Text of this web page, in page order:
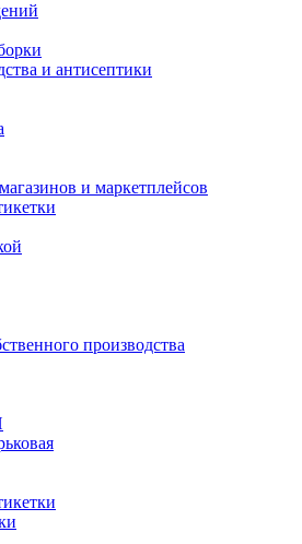
и антисептики
и маркетплейсов
производства